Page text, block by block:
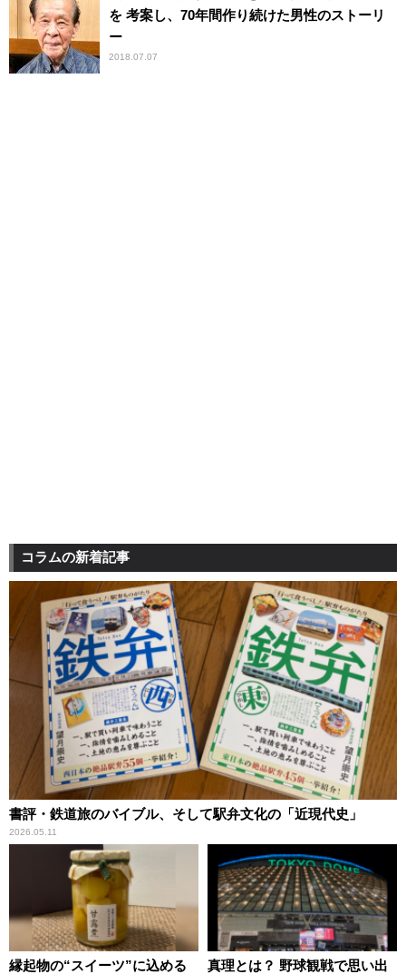
を 考案し、70年間作り続けた男性のストーリ
ー
2018.07.07
コラムの新着記事
書評・鉄道旅のバイブル、そして駅弁文化の「近現代史」
2026.05.11
縁起物の“スイーツ”に込める
真理とは？ 野球観戦で思い出